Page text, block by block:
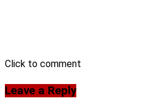
Click to comment
Leave a Reply